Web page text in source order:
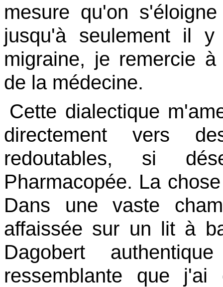
mesure qu'on
jusqu'à seulement il
migraine, je remercie
de la médecine.
Cette dialectique
directement vers
redoutables, si
Pharmacopée. La
Dans une vaste
affaissée sur un lit à
Dagobert
ressemblante que